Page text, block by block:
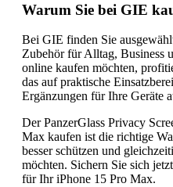
Warum Sie bei GIE
Bei GIE finden Sie
Zubehör für Alltag, Business
online kaufen möchten,
das auf praktische
Ergänzungen für Ihre Geräte
Der PanzerGlass Privacy
Max kaufen ist die richtige
besser schützen und
möchten. Sichern Sie sich
für Ihr iPhone 15 Pro Max.